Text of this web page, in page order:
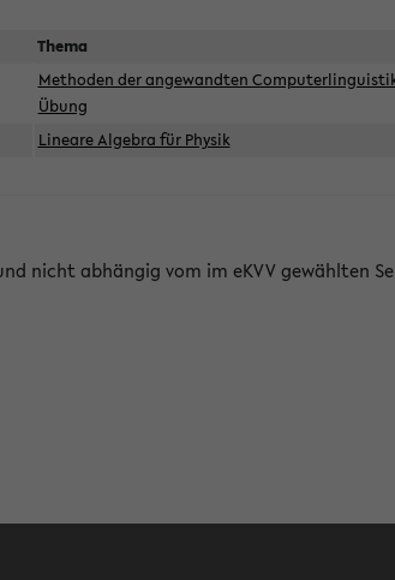
Thema
Methoden der angewandten
Übung
Lineare Algebra für Physik
nicht abhängig vom im eKVV gewählten